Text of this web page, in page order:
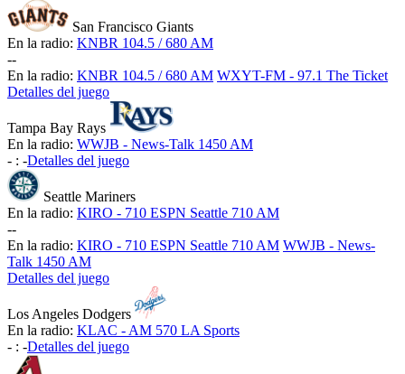
San Francisco Giants
En la radio: KNBR 104.5 / 680 AM
--
En la radio: KNBR 104.5 / 680 AM WXYT-FM - 97.1 The Ticket
Detalles del juego
Tampa Bay Rays
En la radio: WWJB - News-Talk 1450 AM
- : -Detalles del juego
Seattle Mariners
En la radio: KIRO - 710 ESPN Seattle 710 AM
--
En la radio: KIRO - 710 ESPN Seattle 710 AM WWJB - News-
Talk 1450 AM
Detalles del juego
Los Angeles Dodgers
En la radio: KLAC - AM 570 LA Sports
- : -Detalles del juego